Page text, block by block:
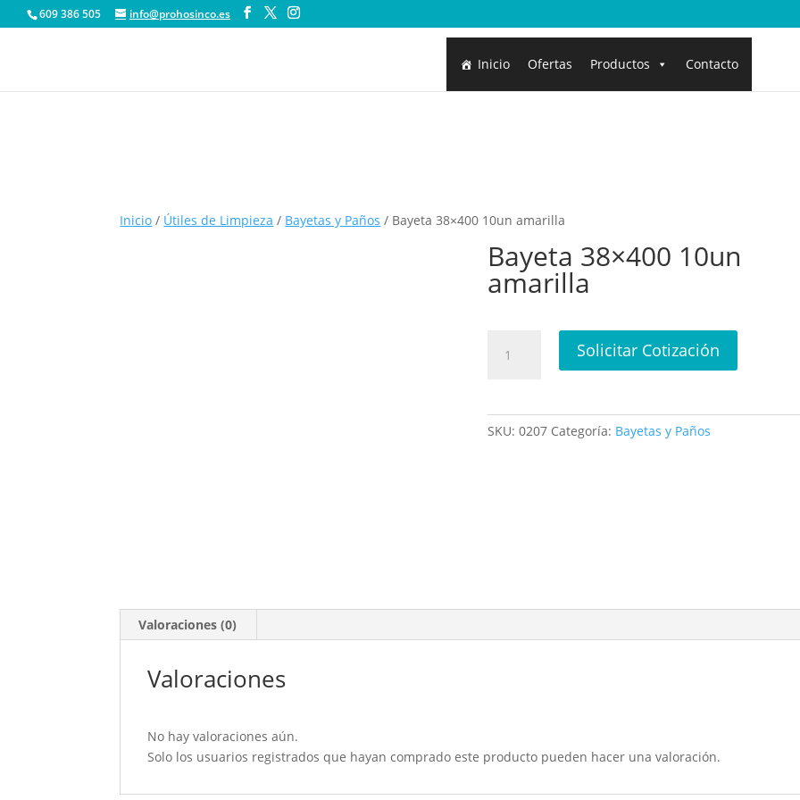
609 386 505 info@prohosinco.es
Inicio Ofertas Productos Contacto
Inicio / Útiles de Limpieza / Bayetas y Paños / Bayeta 38×400 10un amarilla
Bayeta 38×400 10un
amarilla
38x400
Solicitar Cotización
SKU:0207 Categoría: Bayetas y Paños
Valoraciones (0)
Valoraciones
No hay valoraciones aún.
Solo los usuarios registrados que hayan comprado este producto pueden hacer una valoración.